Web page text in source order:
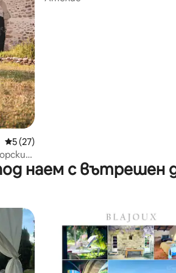
Средна оценка: 5 от 5, 27 отзива
5 (27)
наем с вътрешен